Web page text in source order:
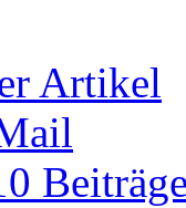
Artikel